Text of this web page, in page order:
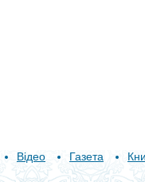
Відео Газета